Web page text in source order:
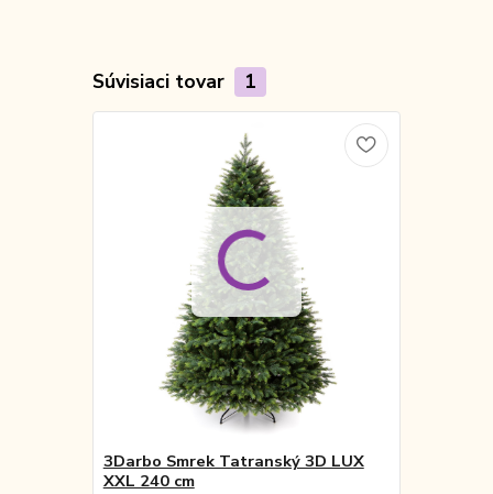
Súvisiaci tovar 1
3Darbo Smrek Tatranský 3D LUX
XXL 240 cm